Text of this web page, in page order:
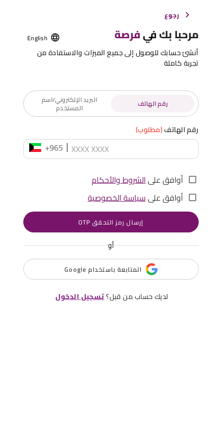
رجوع
مرحبا بك فيفرصة English
أنشئ حسابك للوصول إلى جميع الميزات والاستفادة من
تجربة كاملة
رقم الهاتف البريد الإلكتروني/اسم
المستخدم
رقم الهاتف(مطلوب)
+965
أوافق علىالشروط والأحكام
أوافق علىسياسة الخصوصية
إرسال رمز التحقق OTP
أو
المتابعة باستخدام Google
لديك حساب من قبل؟تسجيل الدخول